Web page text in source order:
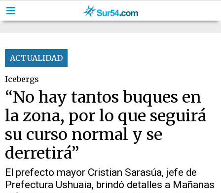
ACTUALIDAD
Icebergs
“No hay tantos buques en
la zona, por lo que seguirá
su curso normal y se
derretirá”
El prefecto mayor Cristian Sarasúa, jefe de
Prefectura Ushuaia, brindó detalles a Mañanas